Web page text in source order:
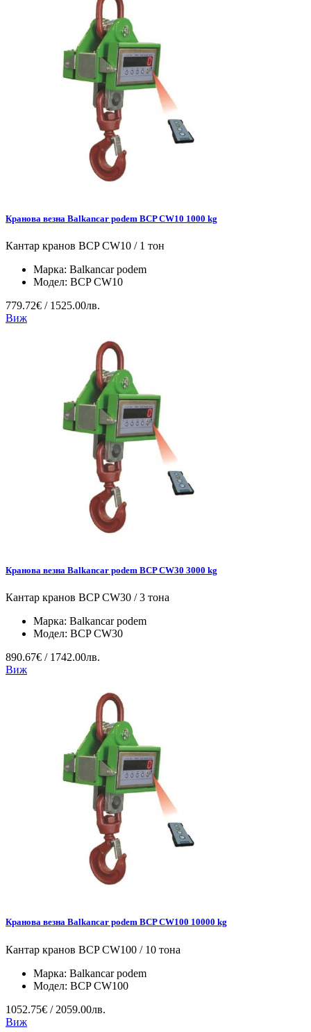
Кранова везна Balkancar podem BCP CW10 1000 kg
Кантар кранов BCP CW10 / 1 тон
Марка: Balkancar podem
Модел: BCP CW10
779.72€ / 1525.00лв.
Виж
Кранова везна Balkancar podem BCP CW30 3000 kg
Кантар кранов BCP CW30 / 3 тона
Марка: Balkancar podem
Модел: BCP CW30
890.67€ / 1742.00лв.
Виж
Кранова везна Balkancar podem BCP CW100 10000 kg
Кантар кранов BCP CW100 / 10 тона
Марка: Balkancar podem
Модел: BCP CW100
1052.75€ / 2059.00лв.
Виж